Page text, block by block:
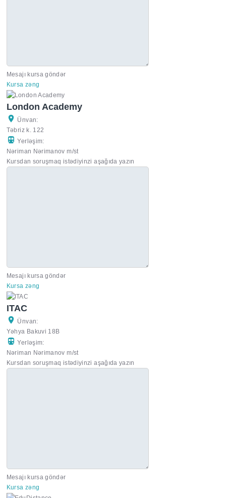
Mesajı kursa göndər
Kursa zəng
London Academy
Ünvan:
Təbriz k. 122
Yerləşim:
Nəriman Nərimanov m/st
Kursdan soruşmaq istədiyinzi aşağıda yazın
Mesajı kursa göndər
Kursa zəng
ITAC
Ünvan:
Yəhya Bakuvi 18B
Yerləşim:
Nəriman Nərimanov m/st
Kursdan soruşmaq istədiyinzi aşağıda yazın
Mesajı kursa göndər
Kursa zəng